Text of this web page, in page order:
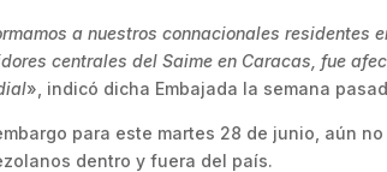
a nuestros connacionales residentes
centrales del Saime en Caracas, fue
», indicó dicha Embajada la semana
para este martes 28 de junio, aún
dentro y fuera del país.